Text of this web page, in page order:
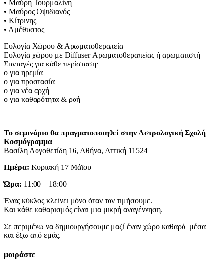
• Μαύρη Τουρμαλίνη
• Μαύρος Οψιδιανός
• Κίτρινης
• Αμέθυστος
Ευλογία Χώρου & Αρωματοθεραπεία
Ευλογία χώρου με Diffuser Αρωματοθεραπείας ή αρωματιστή
Συνταγές για κάθε περίσταση:
o για ηρεμία
o για προστασία
o για νέα αρχή
o για καθαρότητα & ροή
Το σεμινάριο θα πραγματοποιηθεί στην Αστρολογική Σχολή
Κοσμόγραμμα
Βασίλη Λογοθετίδη 16, Αθήνα, Αττική 11524
Ημέρα: Κυριακή 17 Μάϊου
Ώρα: 11:00 – 18:00
Ένας κύκλος κλείνει μόνο όταν τον τιμήσουμε.
Και κάθε καθαρισμός είναι μια μικρή αναγέννηση.
Σε περιμένω να δημιουργήσουμε μαζί έναν χώρο καθαρό μέσα
και έξω από εμάς.
μοιράστε